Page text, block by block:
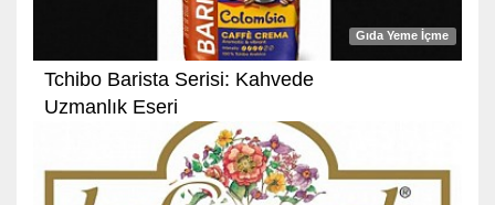
Gıda Yeme İçme
Tchibo Barista Serisi: Kahvede
Uzmanlık Eseri